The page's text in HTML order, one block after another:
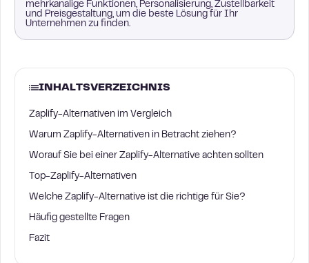
mehrkanalige Funktionen, Personalisierung, Zustellbarkeit
und Preisgestaltung, um die beste Lösung für Ihr
Unternehmen zu finden.
INHALTSVERZEICHNIS
Zaplify-Alternativen im Vergleich
Warum Zaplify-Alternativen in Betracht ziehen?
Worauf Sie bei einer Zaplify-Alternative achten sollten
Top-Zaplify-Alternativen
Welche Zaplify-Alternative ist die richtige für Sie?
Häufig gestellte Fragen
Fazit